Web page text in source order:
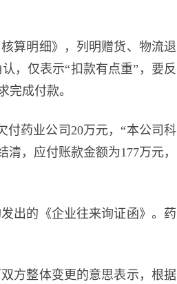
算明细》，列明赠货、物流退
，仅表示“扣款有点重”，要反
成付款。
付药业公司20万元，“本公司科
，应付账款金额为177万元，
出的《企业往来询证函》。药
方整体变更的意思表示，根据